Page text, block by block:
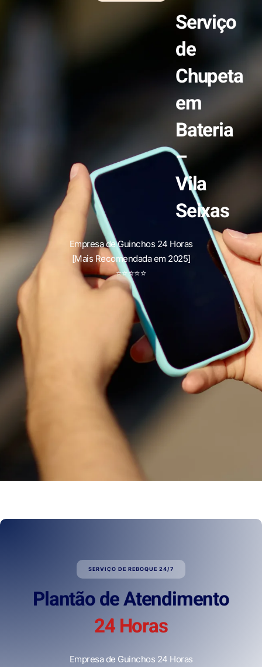
Serviço
de
Chupeta
em
Bateria
–
Vila
Seixas
Empresa de Guinchos 24 Horas
[Mais Recomendada em 2025]
⭐⭐⭐⭐⭐
SERVIÇO DE REBOQUE 24/7
Plantão de Atendimento
24 Horas
Empresa de Guinchos 24 Horas